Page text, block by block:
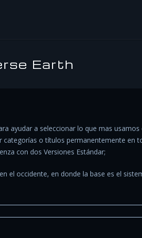
Earth
ayudar a seleccionar lo que mas
categorías o títulos permanentemente en
con dos Versiones Estándar;
el occidente, en donde la base es el